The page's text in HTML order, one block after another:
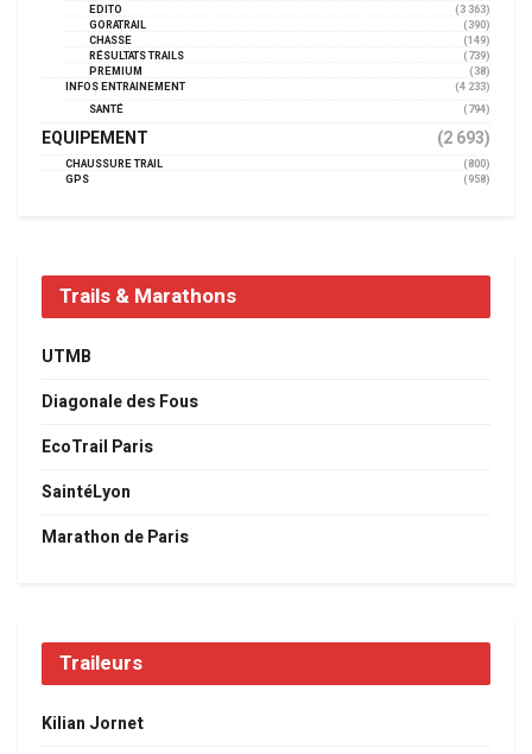
EDITO
(3 363)
GORATRAIL
(390)
CHASSE
(149)
RÉSULTATS TRAILS
(739)
PREMIUM
(38)
INFOS ENTRAINEMENT
(4 233)
SANTÉ
(794)
EQUIPEMENT (2 693)
CHAUSSURE TRAIL
(800)
GPS
(958)
Trails & Marathons
UTMB
Diagonale des Fous
EcoTrail Paris
SaintéLyon
Marathon de Paris
Traileurs
Kilian Jornet